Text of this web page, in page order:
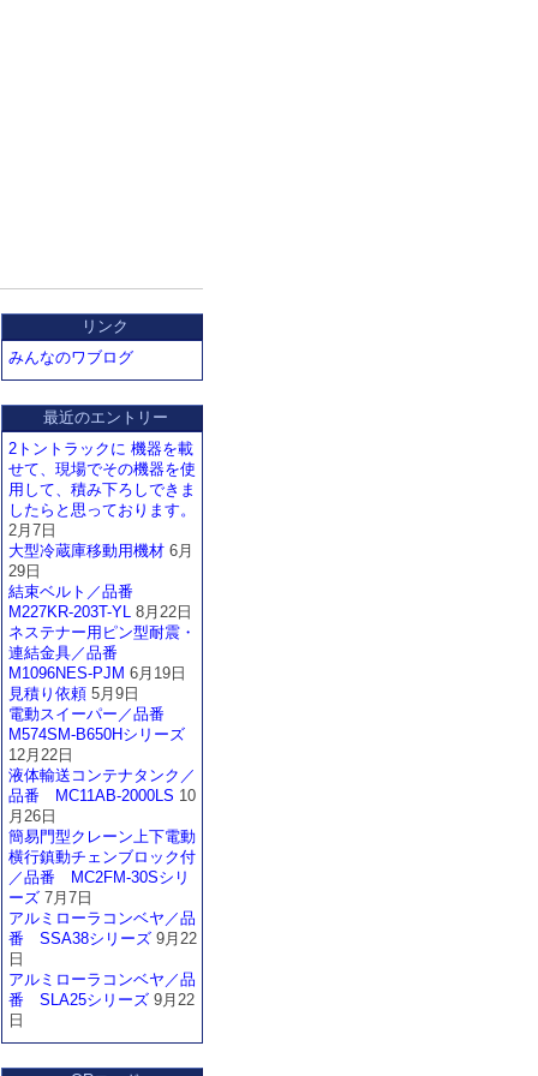
リンク
みんなのワブログ
最近のエントリー
2トントラックに 機器を載
せて、現場でその機器を使
用して、積み下ろしできま
したらと思っております。
2月7日
大型冷蔵庫移動用機材 6月
29日
結束ベルト／品番
M227KR-203T-YL 8月22日
ネステナー用ピン型耐震・
連結金具／品番
M1096NES-PJM 6月19日
見積り依頼 5月9日
電動スイーパー／品番
M574SM-B650Hシリーズ
12月22日
液体輸送コンテナタンク／
品番 MC11AB-2000LS 10
月26日
簡易門型クレーン上下電動
横行鎮動チェンブロック付
／品番 MC2FM-30Sシリ
ーズ 7月7日
アルミローラコンベヤ／品
番 SSA38シリーズ 9月22
日
アルミローラコンベヤ／品
番 SLA25シリーズ 9月22
日